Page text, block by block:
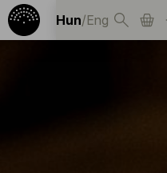
Hun/Eng